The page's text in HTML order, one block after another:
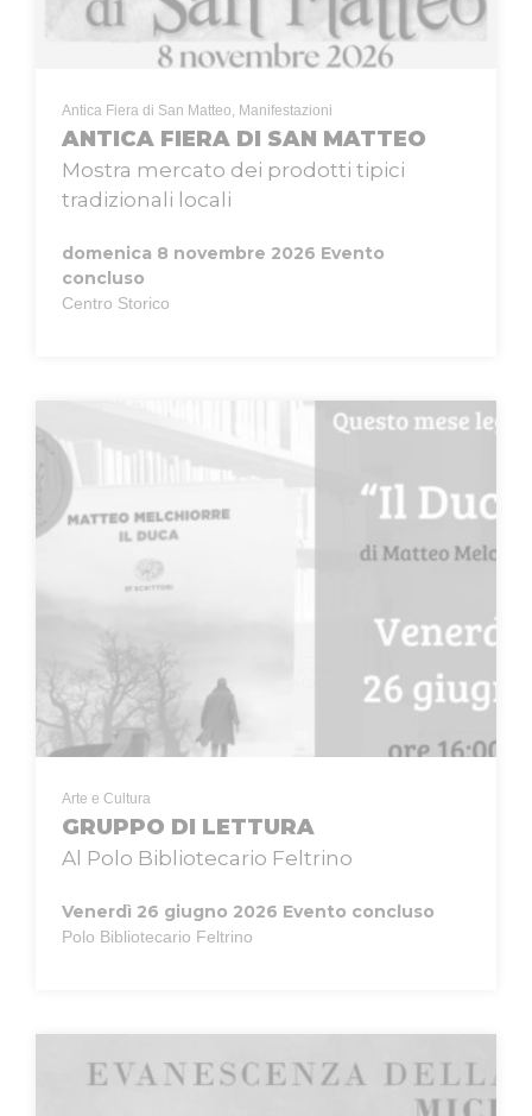
Antica Fiera di San Matteo, Manifestazioni
ANTICA FIERA DI SAN MATTEO
Mostra mercato dei prodotti tipici
tradizionali locali
domenica 8 novembre 2026 Evento
concluso
Centro Storico
Arte e Cultura
GRUPPO DI LETTURA
Al Polo Bibliotecario Feltrino
Venerdì 26 giugno 2026 Evento concluso
Polo Bibliotecario Feltrino